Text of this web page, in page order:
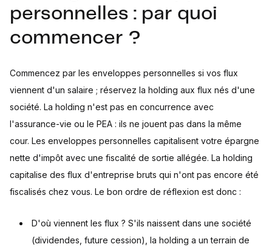
personnelles : par quoi
commencer ?
Commencez par les enveloppes personnelles si vos flux
viennent d'un salaire ; réservez la holding aux flux nés d'une
société. La holding n'est pas en concurrence avec
l'assurance-vie ou le PEA : ils ne jouent pas dans la même
cour. Les enveloppes personnelles capitalisent votre épargne
nette d'impôt avec une fiscalité de sortie allégée. La holding
capitalise des flux d'entreprise bruts qui n'ont pas encore été
fiscalisés chez vous. Le bon ordre de réflexion est donc :
D'où viennent les flux ? S'ils naissent dans une société
(dividendes, future cession), la holding a un terrain de